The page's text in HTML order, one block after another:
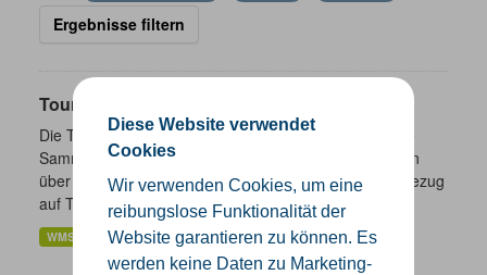
Diese Website verwendet
Cookies
Wir verwenden Cookies, um eine
reibungslose Funktionalität der
Website garantieren zu können. Es
werden keine Daten zu Marketing-
Ergebnisse filtern
Touristik- und Freizeitinformationen NRW
Die Touristik- und Freizeitinformationen NRW sind eine
Sammlung von Daten des Landes Nordrhein-Westfalen
über ausgewählte freizeitbezogene Informationen in Bezug
auf Tourismus,...
WMS